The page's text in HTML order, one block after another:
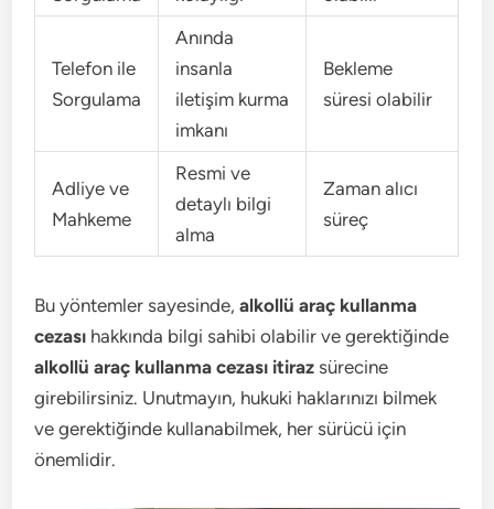
Telefon ile
Sorgulama
Anında
insanla
iletişim kurma
imkanı
Bekleme
süresi olabilir
Adliye ve
Mahkeme
Resmi ve
detaylı bilgi
alma
Zaman alıcı
süreç
Bu yöntemler sayesinde,alkollü araç kullanma
cezası hakkında bilgi sahibi olabilir ve gerektiğinde
alkollü araç kullanma cezası itiraz sürecine
girebilirsiniz. Unutmayın, hukuki haklarınızı bilmek
ve gerektiğinde kullanabilmek, her sürücü için
önemlidir.